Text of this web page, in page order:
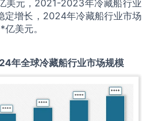
美元，2021-2023年冷藏船行业
定增长，2024年冷藏船行业市场
美元。
年全球冷藏船行业市场规模